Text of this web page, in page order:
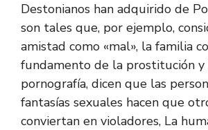
Destonianos han adquirido de
son tales que, por ejemplo,
amistad como «mal», la familia
fundamento de la prostitución y
pornografía, dicen que las
fantasías sexuales hacen que
conviertan en violadores, La